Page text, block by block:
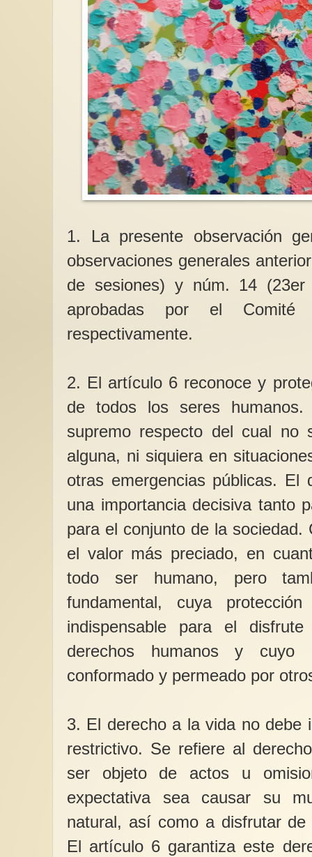
1. La presente observación
observaciones generales
de sesiones) y núm. 14 (23er
aprobadas por el
respectivamente.
2. El artículo 6 reconoce y
de todos los seres
supremo respecto del cual no
alguna, ni siquiera en
otras emergencias públicas. El
una importancia decisiva tanto
para el conjunto de la
el valor más preciado, en
todo ser humano, pero
fundamental, cuya
indispensable para el
derechos humanos y cuyo
conformado y permeado por
3. El derecho a la vida no debe
restrictivo. Se refiere al
ser objeto de actos u
expectativa sea causar su
natural, así como a disfrutar
El artículo 6 garantiza este
Violencia sexual en
propuesta para su
En el primer
las fuerzas de
tramitaron 2.655